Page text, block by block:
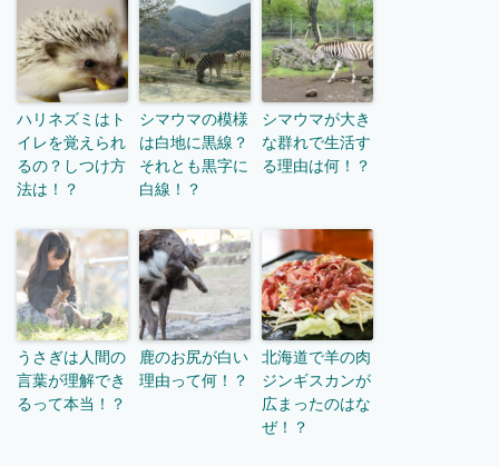
ハリネズミはト
イレを覚えられ
るの？しつけ方
法は！？
シマウマの模様
は白地に黒線？
それとも黒字に
白線！？
シマウマが大き
な群れで生活す
る理由は何！？
うさぎは人間の
言葉が理解でき
るって本当！？
鹿のお尻が白い
理由って何！？
北海道で羊の肉
ジンギスカンが
広まったのはな
ぜ！？